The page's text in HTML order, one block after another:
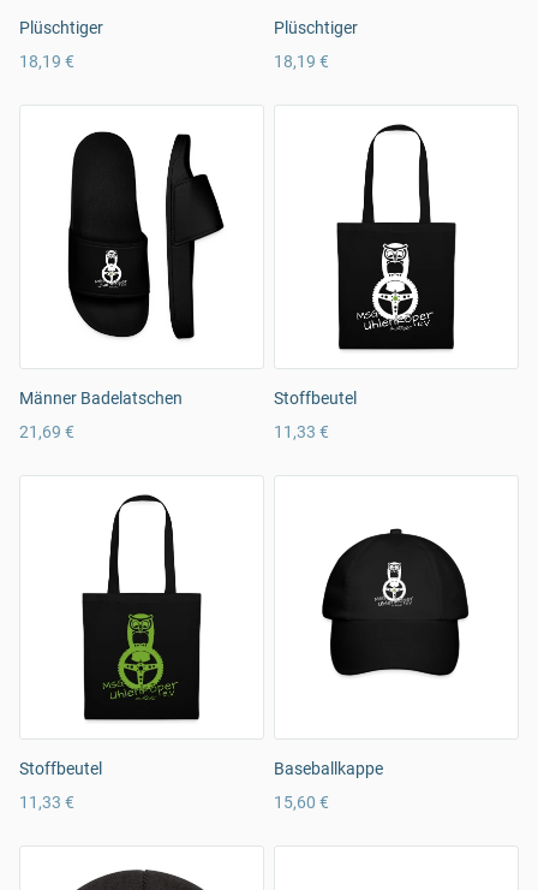
Plüschtiger
18,19 €
Plüschtiger
18,19 €
Männer Badelatschen
21,69 €
Stoffbeutel
11,33 €
Stoffbeutel
11,33 €
Baseballkappe
15,60 €